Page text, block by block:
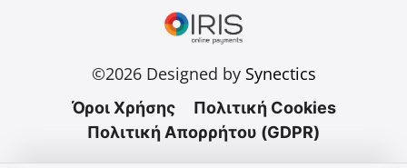
©2026 Designed by Synectics
Όροι Χρήσης
Πολιτική Cookies
Πολιτική Απορρήτου (GDPR)